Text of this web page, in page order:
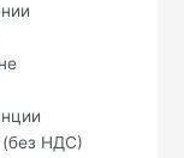
НДС)